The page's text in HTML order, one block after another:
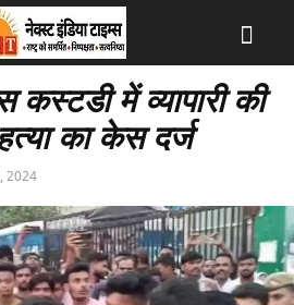
में व्‍यापारी की
का केस दर्ज
2024